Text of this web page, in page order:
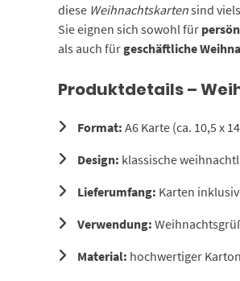
diese Weihnachtskartensind
Sie eignen sich sowohl für
als auch fürgeschäftliche
Produktdetails –
Format: A6 Karte (ca. 10,5 x
Design: klassische
Lieferumfang: Karten
Verwendung:
Material: hochwertiger